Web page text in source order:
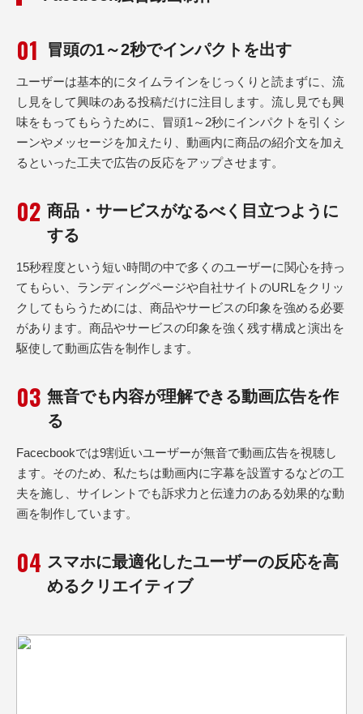
冒頭の1～2秒でインパクトを出す
ユーザーは基本的にタイムラインをじっくりと読まずに、流
し見をして興味のある投稿だけに注目します。流し見でも興
味をもってもらうために、冒頭1～2秒にインパクトを引くシ
ーンやメッセージを加えたり、動画内に商品の紹介文を加え
るといった工夫で広告の反応をアップさせます。
商品・サービスがなるべく目立つように
する
15秒程度という短い時間の中で多くのユーザーに関心を持っ
てもらい、ランディングページや自社サイトのURLをクリッ
クしてもらうためには、商品やサービスの印象を強める必要
があります。商品やサービスの印象を強く残す構成と演出を
駆使して動画広告を制作します。
無音でも内容が理解できる動画広告を作
る
Facecbookでは9割近いユーザーが無音で動画広告を視聴し
ます。そのため、私たちは動画内に字幕を設置するなどの工
夫を施し、サイレントでも訴求力と伝達力のある効果的な動
画を制作しています。
スマホに最適化したユーザーの反応を高
めるクリエイティブ